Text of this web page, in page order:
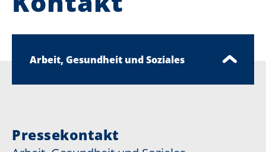
Arbeit, Gesundheit und Soziales
Pressekontakt